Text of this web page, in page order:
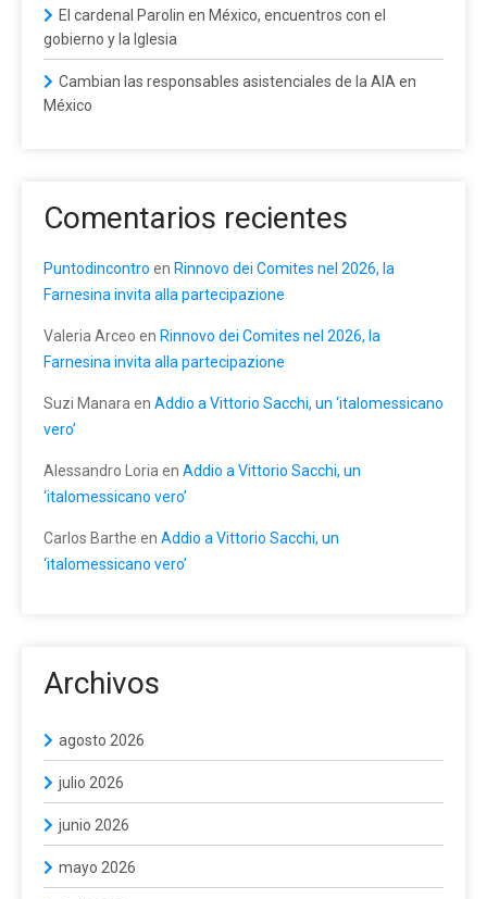
El cardenal Parolin en México, encuentros con el
gobierno y la Iglesia
Cambian las responsables asistenciales de la AIA en
México
Comentarios recientes
Puntodincontro en Rinnovo dei Comites nel 2026, la
Farnesina invita alla partecipazione
Valeria Arceo en Rinnovo dei Comites nel 2026, la
Farnesina invita alla partecipazione
Suzi Manara en Addio a Vittorio Sacchi, un ‘italomessicano
vero’
Alessandro Loria en Addio a Vittorio Sacchi, un
‘italomessicano vero’
Carlos Barthe en Addio a Vittorio Sacchi, un
‘italomessicano vero’
Archivos
agosto 2026
julio 2026
junio 2026
mayo 2026